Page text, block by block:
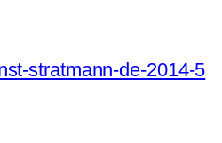
stratmann-de-2014-5